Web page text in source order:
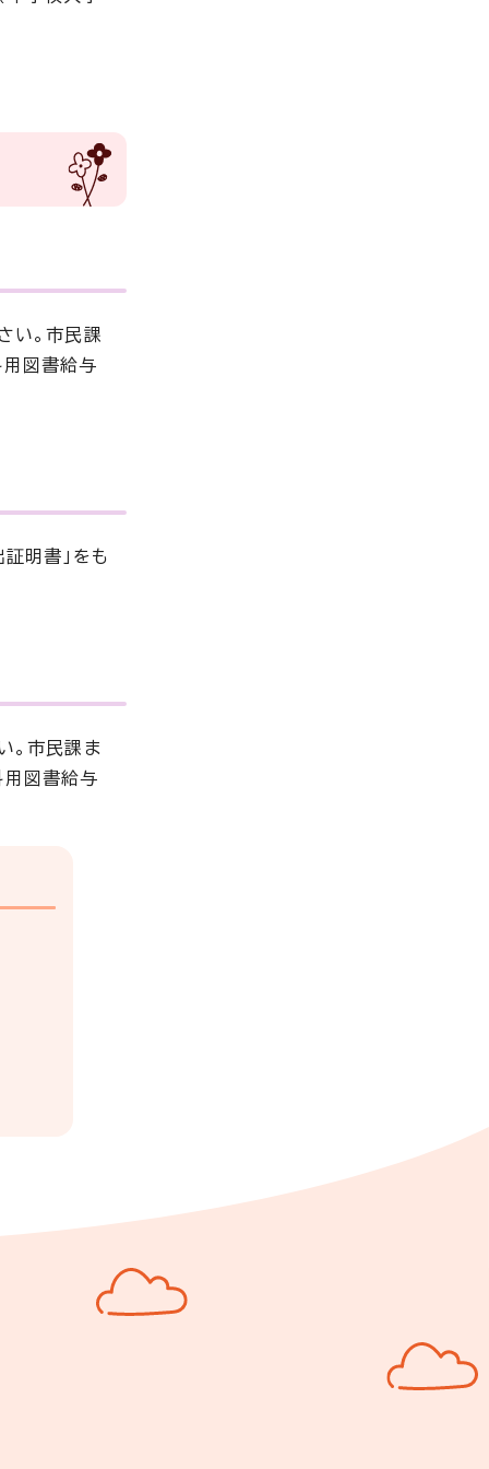
い。市民課
用図書給与
明書」をも
。市民課ま
用図書給与